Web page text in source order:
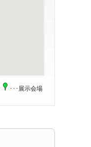
･･･展示会場